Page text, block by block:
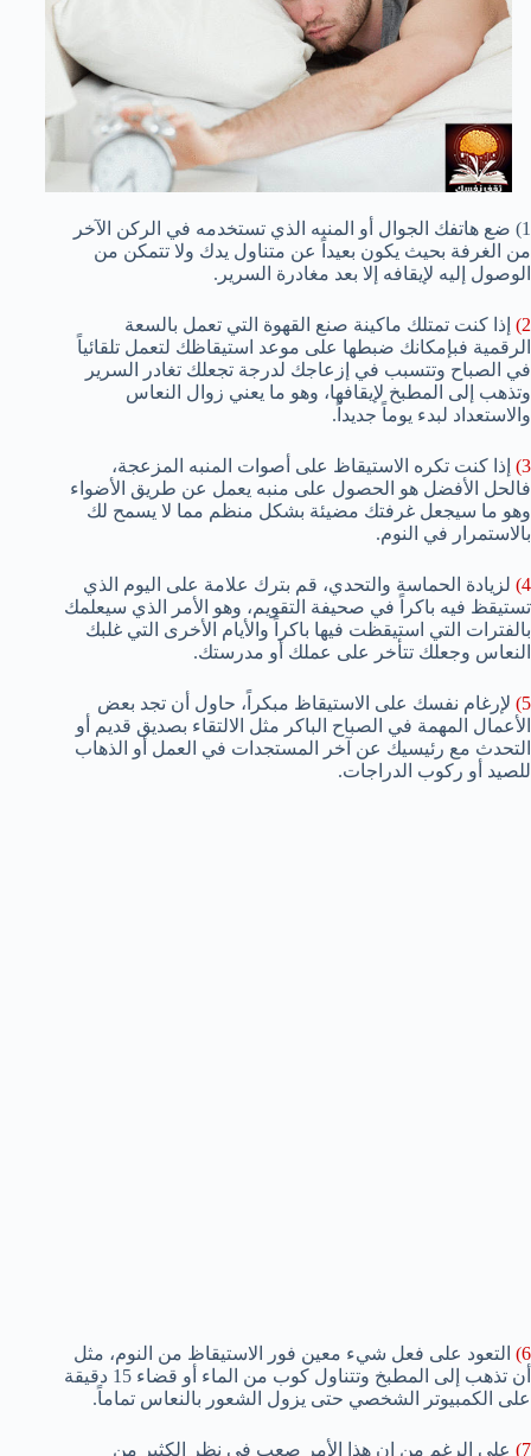
1) ضع هاتفك الجوال أو المنبه الذي تستخدمه في الركن الآخر
من الغرفة بحيث يكون بعيداً عن متناول يدك ولا تتمكن من
الوصول إليه لإيقافه إلا بعد مغادرة السرير.
2)
إذا كنت تمتلك ماكينة صنع القهوة التي تعمل بالسعة
الرقمية فبإمكانك ضبطها على موعد استيقاظك لتعمل تلقائياً
في الصباح وتتسبب في إزعاجك لدرجة تجعلك تغادر السرير
وتذهب إلى المطبخ لإيقافها، وهو ما يعني زوال النعاس
والاستعداد لبدء يوماً جديداً.
3)
إذا كنت تكره الاستيقاظ على أصوات المنبه المزعجة،
فالحل الأفضل هو الحصول على منبه يعمل عن طريق الأضواء
وهو ما سيجعل غرفتك مضيئة بشكل منظم مما لا يسمح لك
بالاستمرار في النوم.
4) لزيادة الحماسة والتحدي، قم بترك علامة على اليوم الذي
تستيقظ فيه باكراً في صحيفة التقويم، وهو الأمر الذي سيعلمك
بالفترات التي استيقظت فيها باكراً والأيام الأخرى التي غلبك
النعاس وجعلك تتأخر على عملك أو مدرستك.
5)
لإرغام نفسك على الاستيقاظ مبكراً، حاول أن تجد بعض
الأعمال المهمة في الصباح الباكر مثل الالتقاء بصديق قديم أو
التحدث مع رئيسيك عن آخر المستجدات في العمل أو الذهاب
للصيد أو ركوب الدراجات.
6)
التعود على فعل شيء معين فور الاستيقاظ من النوم، مثل
أن تذهب إلى المطبخ وتتناول كوب من الماء أو قضاء 15 دقيقة
على الكمبيوتر الشخصي حتى يزول الشعور بالنعاس تماماً.
7) على الرغم من إن هذا الأمر صعب في نظر الكثير من